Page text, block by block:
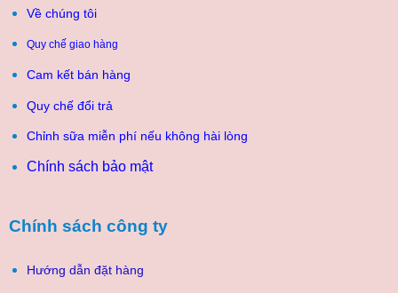
Về chúng tôi
Quy chế giao hàng
Cam kết bán hàng
Quy chế đổi trả
Chỉnh sữa miễn phí nếu không hài lòng
Chính sách bảo mật
Chính sách công ty
Hướng dẫn đặt hàng